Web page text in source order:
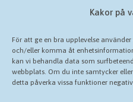
Kakor på
För att ge en bra upplevelse
och/eller komma åt
kan vi behandla data som
webbplats. Om du inte samtycker
detta påverka vissa funktioner
Cookies och
Bergsjön Centrum i